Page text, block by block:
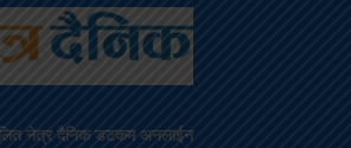
नेत्र दैनिक डटकम अनलाईन